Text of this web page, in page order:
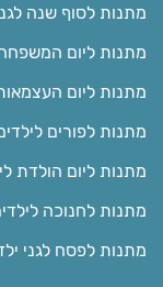
מתנות לסוף שנה
מתנות ליום
מתנות ליום
מתנות לפורים
מתנות ליום הולדת
מתנות לחנוכה
מתנות לפסח לגני